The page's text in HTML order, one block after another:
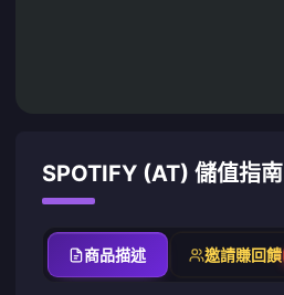
SPOTIFY (AT) 儲值指南
商品描述 邀請賺回饋